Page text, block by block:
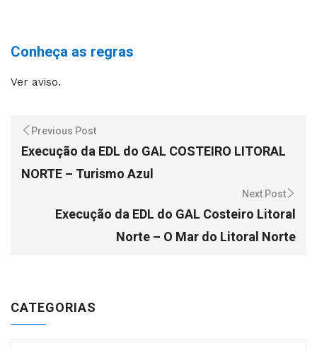
Conheça as regras
Ver aviso.
Previous Post
Execução da EDL do GAL COSTEIRO LITORAL
NORTE – Turismo Azul
Next Post
Execução da EDL do GAL Costeiro Litoral
Norte – O Mar do Litoral Norte
CATEGORIAS